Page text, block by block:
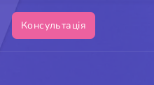
Консультація